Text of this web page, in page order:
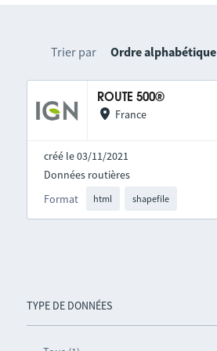
TYPE DE DONNÉES
Trier par Ordre alphabétique
ROUTE 500®
France
créé le 03/11/2021
Format html shapefile
Données routières